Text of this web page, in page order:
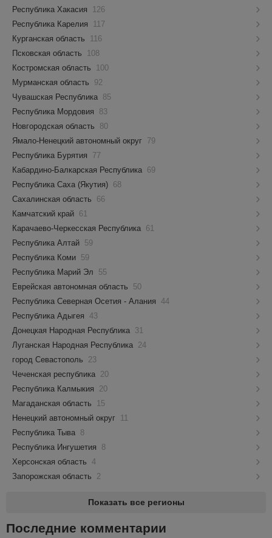
Республика Хакасия
126
Республика Карелия
117
Курганская область
116
Псковская область
108
Костромская область
100
Мурманская область
92
Чувашская Республика 85
Республика Мордовия
83
Новгородская область
80
Ямало-Ненецкий автономный округ 79
Республика Бурятия
77
Кабардино-Балкарская Республика 69
Республика Саха (Якутия) 68
Сахалинская область
66
Камчатский край 61
Карачаево-Черкесская Республика 61
Республика Алтай 59
Республика Коми 59
Республика Марий Эл
55
Еврейская автономная область
50
Республика Северная Осетия - Алания 44
Республика Адыгея 43
Донецкая Народная Республика 31
Луганская Народная Республика 24
город Севастополь
23
Чеченская республика 20
Республика Калмыкия
20
Магаданская область
15
Ненецкий автономный округ
11
Республика Тыва 8
Республика Ингушетия
8
Херсонская область 4
Запорожская область
2
Показать все регионы
Последние комментарии